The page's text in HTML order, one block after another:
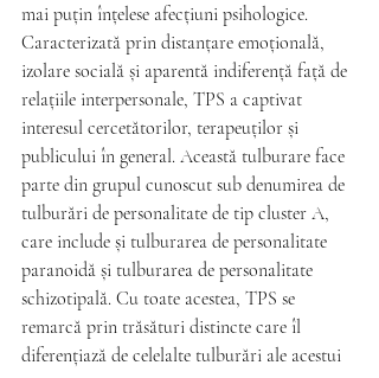
mai puțin înțelese afecțiuni psihologice.
Caracterizată prin distanțare emoțională,
izolare socială și aparentă indiferență față de
relațiile interpersonale, TPS a captivat
interesul cercetătorilor, terapeuților și
publicului în general. Această tulburare face
parte din grupul cunoscut sub denumirea de
tulburări de personalitate de tip cluster A,
care include și tulburarea de personalitate
paranoidă și tulburarea de personalitate
schizotipală. Cu toate acestea, TPS se
remarcă prin trăsături distincte care îl
diferențiază de celelalte tulburări ale acestui